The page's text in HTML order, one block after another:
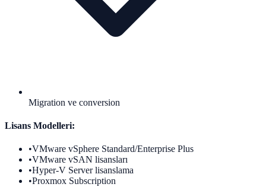
Migration ve conversion
Lisans Modelleri:
•VMware vSphere Standard/Enterprise Plus
•VMware vSAN lisansları
•Hyper-V Server lisanslama
•Proxmox Subscription